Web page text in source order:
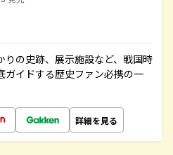
りの史跡、展示施設など、戦国時
ガイドする歴史ファン必携の一
詳細を見る